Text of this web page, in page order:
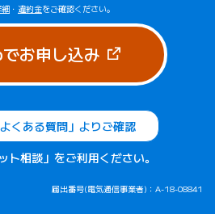
・ 違約金をご確認ください。
お申し込み（新しいタブ
くある質問」よりご確認
ト相談」をご利用ください。
届出番号(電気通信事業者)：A-18-08841